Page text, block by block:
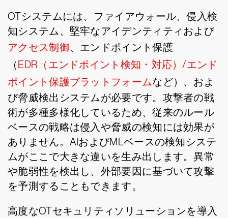
OTシステムには、ファイアウォール、侵入検
知システム、堅牢なアイデンティティおよび
アクセス制御、エンドポイント保護
（ EDR（エンドポイント検知・対応）/エンド
ポイント保護プラットフォームなど）、およ
び脅威検出システムが必要です。攻撃者の戦
術が多種多様化しているため、従来のルール
ベースの戦略は侵入や脅威の検知には効果が
ありません。AIおよびMLベースの検知システ
ムがここで大きな違いを生み出します。異常
や脆弱性を検出し、外部要因に基づいて攻撃
を予測することもできます。
高度なOTセキュリティソリューションを導入